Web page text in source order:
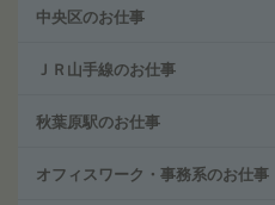
中央区のお仕事
ＪＲ山手線のお仕事
秋葉原駅のお仕事
オフィスワーク・事務系のお仕事